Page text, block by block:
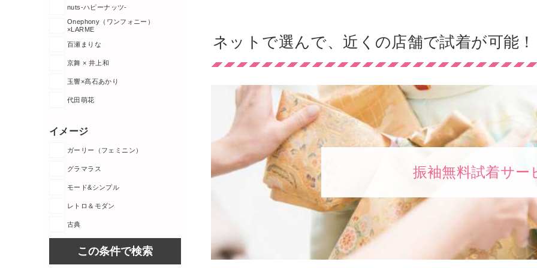
ネットで選んで、近くの店舗で試着が可能！
振袖無料試着サー
nuts-ハピーナッツ-
Onephony（ワンフォニー）
×LARME
百瀬まりな
京舞 × 井上和
玉響×髙石あかり
代田萌花
イメージ
ガーリー（フェミニン）
グラマラス
モード&シンプル
レトロ＆モダン
古典
この条件で検索